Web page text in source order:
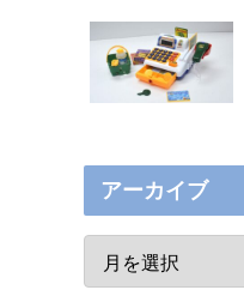
アーカイブ